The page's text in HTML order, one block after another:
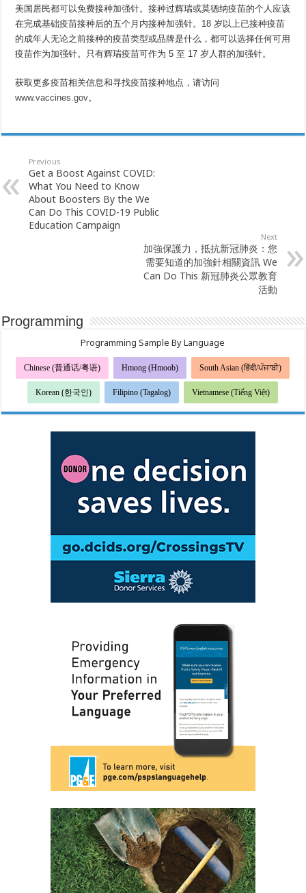
美国居民都可以免费接种加强针。接种过辉瑞或莫德纳疫苗的个人应该
在完成基础疫苗接种后的五个月内接种加强针。18 岁以上已接种疫苗
的成年人无论之前接种的疫苗类型或品牌是什么，都可以选择任何可用
疫苗作为加强针。只有辉瑞疫苗可作为 5 至 17 岁人群的加强针。
获取更多疫苗相关信息和寻找疫苗接种地点，请访问
www.vaccines.gov。
Previous
Get a Boost Against COVID:
What You Need to Know
About Boosters By the We
Can Do This COVID-19 Public
Education Campaign
Next
加強保護力，抵抗新冠肺炎：您
需要知道的加強針相關資訊 We
Can Do This 新冠肺炎公眾教育
活動
Programming
Programming Sample By Language
Chinese (普通话/粤语) Hmong (Hmoob) South Asian (हिंदी/ਪੰਜਾਬੀ)
Korean (한국인) Filipino (Tagalog) Vietnamese (Tiếng Việt)